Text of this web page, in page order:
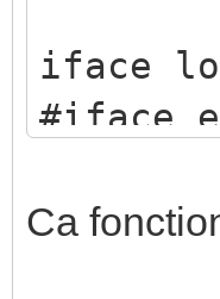
iface
#iface
Ca